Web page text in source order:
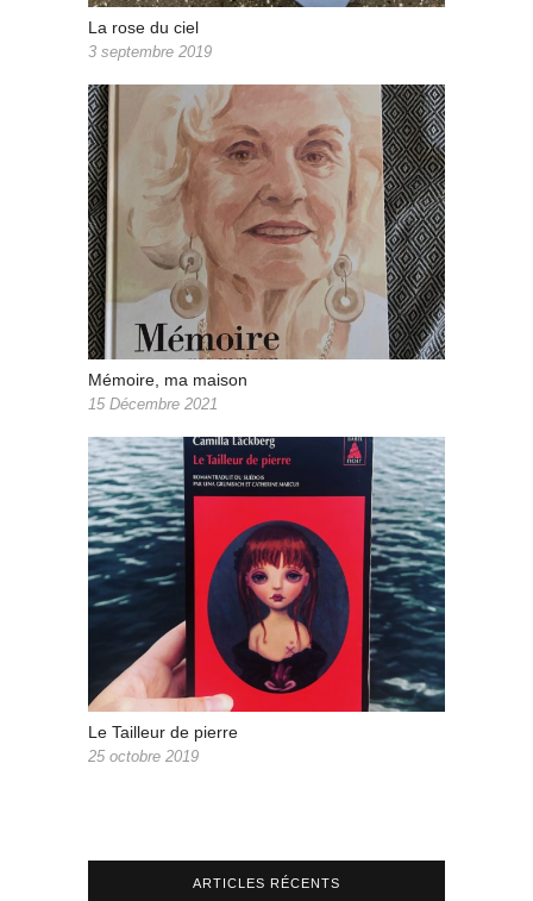
La rose du ciel
3 septembre 2019
Mémoire, ma maison
15 Décembre 2021
Le Tailleur de pierre
25 octobre 2019
ARTICLES RÉCENTS